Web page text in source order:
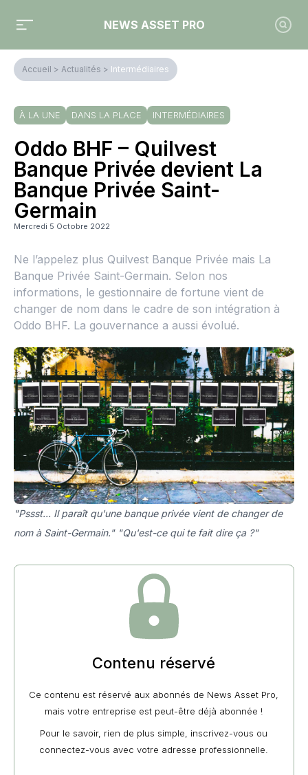
NEWS ASSET PRO
Accueil > Actualités > Intermédiaires
À LA UNE DANS LA PLACE INTERMÉDIAIRES
Oddo BHF – Quilvest
Banque Privée devient La
Banque Privée Saint-
Germain
Mercredi 5 Octobre 2022
Ne l’appelez plus Quilvest Banque Privée mais La
Banque Privée Saint-Germain. Selon nos
informations, le gestionnaire de fortune vient de
changer de nom dans le cadre de son intégration à
Oddo BHF. La gouvernance a aussi évolué.
"Pssst... Il paraît qu'une banque privée vient de changer de
nom à Saint-Germain." "Qu'est-ce qui te fait dire ça ?"
Contenu réservé
Ce contenu est réservé aux abonnés de News Asset Pro,
mais votre entreprise est peut-être déjà abonnée !
Pour le savoir, rien de plus simple, inscrivez-vous ou
connectez-vous avec votre adresse professionnelle.